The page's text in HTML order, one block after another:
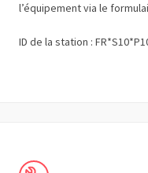
l’équipement via le
ID de la station :